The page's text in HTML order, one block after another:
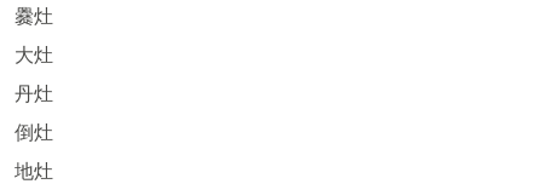
爨灶
大灶
丹灶
倒灶
地灶